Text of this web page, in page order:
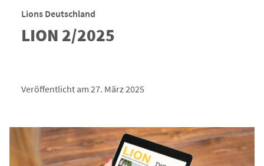
Lions Deutschland
LION 2/2025
Veröffentlicht am 27. März 2025